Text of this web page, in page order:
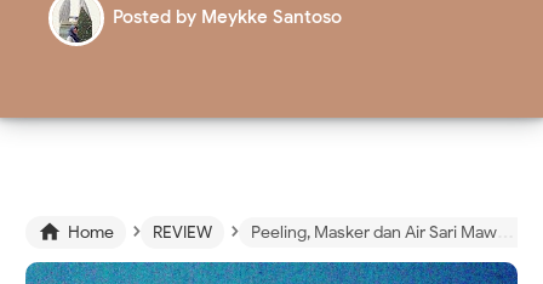
Posted by Meykke Santoso
 Home › REVIEW › Peeling, Masker dan Air Sari Mawar Putih Mustika Ratu